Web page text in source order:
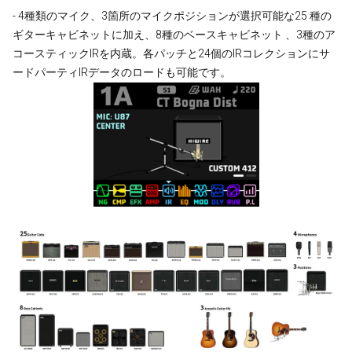
- 4種類のマイク、3箇所のマイクポジションが選択可能な25 種の
ギターキャビネットに加え、8種のベースキャビネット 、3種のア
コースティックIRを内蔵。各パッチと24個のIRコレクションにサ
ードパーティIRデータのロードも可能です。